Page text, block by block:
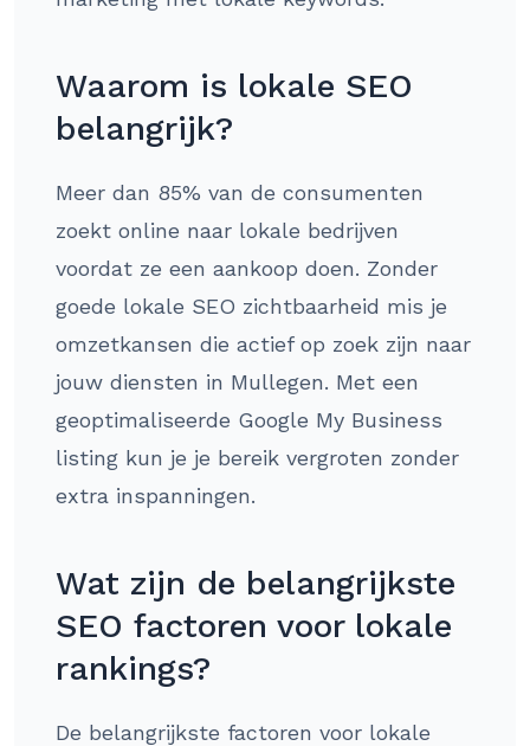
Waarom is lokale SEO
belangrijk?
Meer dan 85% van de consumenten
zoekt online naar lokale bedrijven
voordat ze een aankoop doen. Zonder
goede lokale SEO zichtbaarheid mis je
omzetkansen die actief op zoek zijn naar
jouw diensten in Mullegen. Met een
geoptimaliseerde Google My Business
listing kun je je bereik vergroten zonder
extra inspanningen.
Wat zijn de belangrijkste
SEO factoren voor lokale
rankings?
De belangrijkste factoren voor lokale